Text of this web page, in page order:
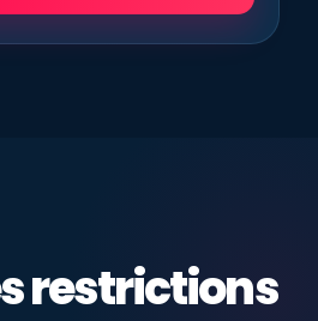
restrictions